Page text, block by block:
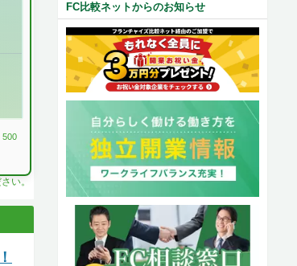
500
い。
FC比較ネットからのお知らせ